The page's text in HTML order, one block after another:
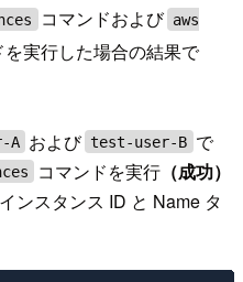
コマンドおよび aws
を実行した場合の結果で
A および test-user-B で
コマンドを実行 （成功）
ンスタンス ID と Name タ